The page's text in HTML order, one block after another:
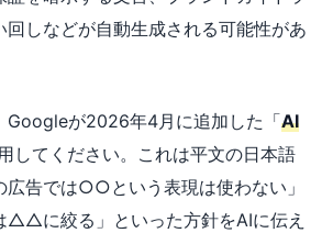
回しなどが自動生成される可能性があ
Googleが2026年4月に追加した「AI
してください。これは平文の日本語
広告では○○という表現は使わない」
△△に絞る」といった方針をAIに伝え